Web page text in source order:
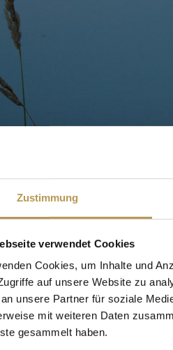
Zustimmung
verwendet Cookies
Cookies, um Inhalte und
auf unsere Website zu
unsere Partner für soziale
mit weiteren Daten
gesammelt haben.
met 3 gangen, boottocht op
Park der Tuinen, wellness en